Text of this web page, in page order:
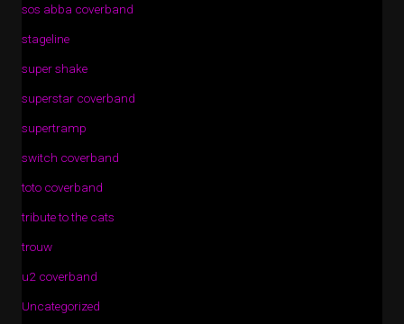
sos abba coverband
stageline
super shake
superstar coverband
supertramp
switch coverband
toto coverband
tribute to the cats
trouw
u2 coverband
Uncategorized